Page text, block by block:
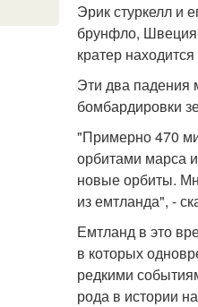
Эрик стуркелл и
брунфло, Швеция.
кратер
Эти два падения
бомбардировки
"Примерно 470
орбитами марса
новые орбиты.
из емтланда", -
Емтланд в это
в которых
редкими
рода в истории